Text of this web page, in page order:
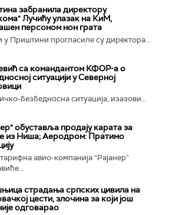
забранила директору
Лучићу улазак на КиМ,
персоном нон грата
у Приштини прогласиле су директора...
са командантом КФОР-а о
ситуацији у Северној
безбедносна ситуација, изазови...
обуставља продају карата за
из Ниша; Аеродром: Пратимо
авио-компанија “Рајанер”
страдања српских цивила на
цести, злочина за који још
одговарао